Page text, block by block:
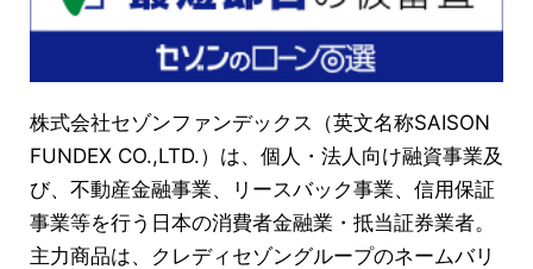
株式会社セゾンファンデックス（英文名称SAISON
FUNDEX CO.,LTD.）は、個人・法人向け融資事業及
び、不動産金融事業、リースバック事業、信用保証
事業等を行う日本の消費者金融業・抵当証券業者。
主力商品は、クレディセゾングループのネームバリ